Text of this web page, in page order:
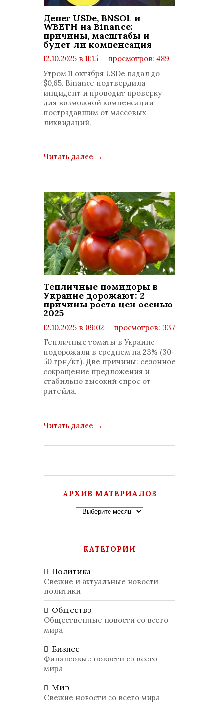
Депег USDe, BNSOL и
WBETH на Binance:
причины, масштабы и
будет ли компенсация
12.10.2025 в 11:15
просмотров: 489
комментариев: 0
Утром 11 октября USDe падал до
$0,65. Binance подтвердила
инцидент и проводит проверку
для возможной компенсации
пострадавшим от массовых
ликвидаций.
Читать далее →
Тепличные помидоры в
Украине дорожают: 2
причины роста цен осенью
2025
12.10.2025 в 09:02
просмотров: 337
Тепличные томаты в Украине
подорожали в среднем на 23% (30-
50 грн/кг). Две причины: сезонное
сокращение предложения и
стабильно высокий спрос от
ритейла.
Читать далее →
АРХИВ МАТЕРИАЛОВ
КАТЕГОРИИ
Политика
Свежие и актуальные новости
политики
Общество
Общественные новости со всего
мира
Бизнес
Финансовые новости со всего
мира
Мир
Свежие новости со всего мира